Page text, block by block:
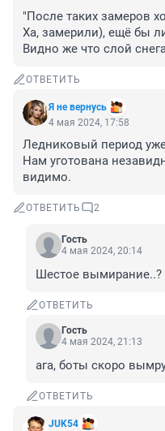
"После таких замеров
Ха, замерили), ещё бы
Видно же что слой
ОТВЕТИТЬ
Я не вернусь
4 мая 2024, 17:58
Ледниковый период
Нам уготована
видимо.
ОТВЕТИТЬ 2
Гость
4 мая 2024, 20:14
Шестое вымирание..?
ОТВЕТИТЬ
Гость
4 мая 2024, 21:13
ага, боты скоро
ОТВЕТИТЬ
JUK54